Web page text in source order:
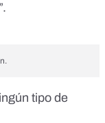
tipo de